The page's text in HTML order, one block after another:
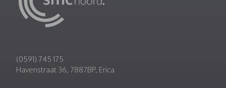
(0591) 745 175
Havenstraat 36, 7887BP, Erica